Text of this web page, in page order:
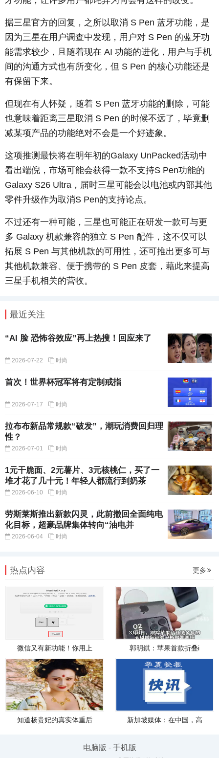
据三星官方的回复，之所以取消 S Pen 蓝牙功能，是
因为三星在用户调查中发现，用户对 S Pen 的蓝牙功
能需求较少，且随着现在 AI 功能的进化，用户与手机
间的沟通方式也有所变化，但 S Pen 的核心功能还是
有保留下来。
但现在有人怀疑，随着 S Pen 蓝牙功能的删除，可能
也意味着距离三星取消 S Pen 的时候不远了，毕竟删
减某项产品的功能绝对不会是一个好迹象。
这项推测最快将在明年初的Galaxy UnPacked活动中
看出端倪，市场可能会获得一款不支持S Pen功能的
Galaxy S26 Ultra ，届时三星可能会以电池或内部其他
零件升级作为取消S Pen的支持论点。
不过还有一种可能，三星也可能正在研发一款可与更
多 Galaxy 机款兼容的独立 S Pen 配件，这不仅可以
拓展 S Pen 与其他机款的可用性，还可推出更多可与
其他机款兼容、便于携带的 S Pen 皮套，藉此来提高
三星手机相关的营收。
最近关注
“AI 脸 恐怖谷效应”再上热搜！回应来了
2026-07-22 时尚
首次！世界杯冠军将有定制戒指
2026-07-17 时尚
拉布布新品常规款“破发”，潮玩消费回归理
性？
2026-07-01 时尚
1元干脆面、2元薯片、3元核桃仁，买了一
堆才花了几十元！年轻人都流行到奶茶
2026-06-10 时尚
劳斯莱斯推出新款闪灵，此前撤回全面纯电
化目标，超豪品牌集体转向“油电并
2026-06-04 时尚
热点内容 更多
微信又有新功能！你用上 郭明錤：苹果首款折叠i
知道杨贵妃的真实体重后 新加坡媒体：在中国，高
电脑版 - 手机版